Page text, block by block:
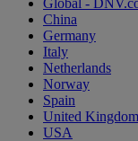
China
Germany
Italy
Netherlands
Norway
Spain
United Kingdom
USA